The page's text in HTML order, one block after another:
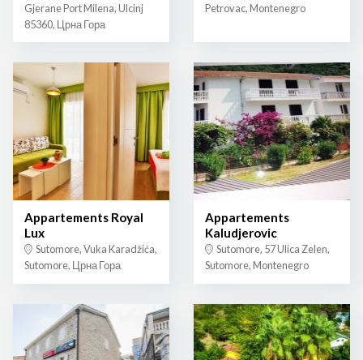
Gjerane Port Milena, Ulcinj
85360, Црна Гора
Petrovac, Montenegro
Appartements Royal
Lux
Sutomore, Vuka Karadžića,
Sutomore, Црна Гора
Appartements
Kaludjerovic
Sutomore, 57 Ulica Zelen,
Sutomore, Montenegro